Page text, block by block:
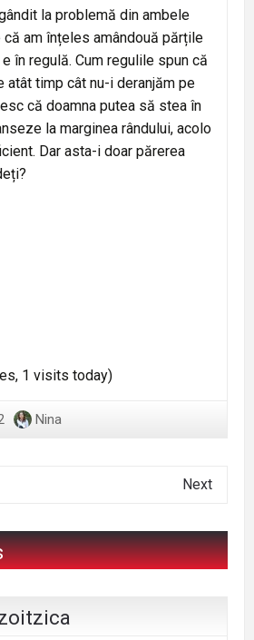
la problemă din ambele
am înțeles amândouă părțile
în regulă. Cum regulile spun că
atât timp cât nu-i deranjăm pe
că doamna putea să stea în
la marginea rândului, acolo
Dar asta-i doar părerea
1 visits today)
Nina
Next